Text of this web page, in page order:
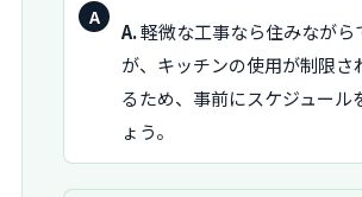
答：
A.軽微な工事なら住みながら
が、キッチンの使用が制限さ
るため、事前にスケジュール
ょう。